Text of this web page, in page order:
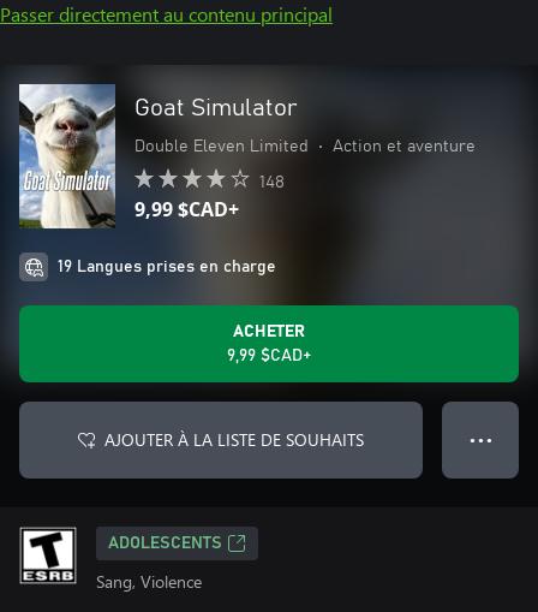
Passer directement au contenu principal
Goat Simulator
Double Eleven Limited • Action et aventure
148
9,99 $CAD+
19 Langues prises en charge
ACHETER
9,99 $CAD+
AJOUTER À LA LISTE DE SOUHAITS ● ● ●
ADOLESCENTS
Sang, Violence